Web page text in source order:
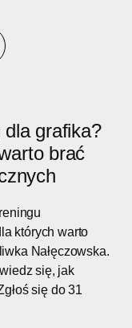
grafika?
brać
których warto
Nałęczowska.
się, jak
się do 31